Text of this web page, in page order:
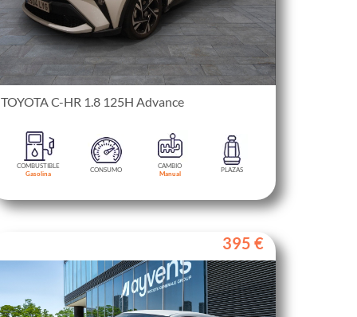
TOYOTA C-HR 1.8 125H Advance
COMBUSTIBLE
Gasolina
CONSUMO
CAMBIO
Manual
PLAZAS
395 €